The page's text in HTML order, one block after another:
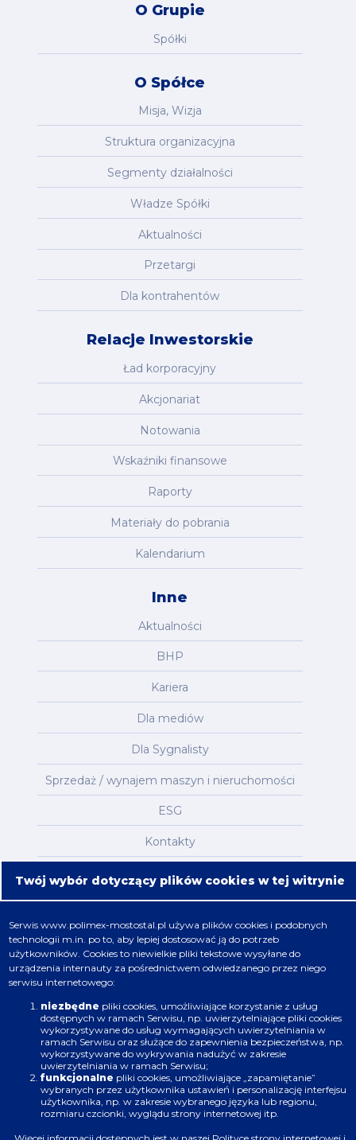
O Grupie
Spółki
O Spółce
Misja, Wizja
Struktura organizacyjna
Segmenty działalności
Władze Spółki
Aktualności
Przetargi
Dla kontrahentów
Relacje Inwestorskie
Ład korporacyjny
Akcjonariat
Notowania
Wskaźniki finansowe
Raporty
Materiały do pobrania
Kalendarium
Inne
Aktualności
BHP
Kariera
Dla mediów
Dla Sygnalisty
Sprzedaż / wynajem maszyn i nieruchomości
ESG
Kontakty
Mapa serwisu
Nafta, chemia, gaz
Energetyka
Budownictwo
Produkcja
Infrastruktura
Twój wybór dotyczący plików cookies w tej witrynie
Serwiswww.polimex-mostostal.pl używa plików cookies i podobnych
technologii m.in. po to, aby lepiej dostosować ją do potrzeb
użytkowników. Cookies to niewielkie pliki tekstowe wysyłane do
urządzenia internauty za pośrednictwem odwiedzanego przez niego
serwisu internetowego:
niezbędne pliki cookies, umożliwiające korzystanie z usług
dostępnych w ramach Serwisu, np. uwierzytelniające pliki cookies
wykorzystywane do usług wymagających uwierzytelniania w
ramach Serwisu oraz służące do zapewnienia bezpieczeństwa, np.
wykorzystywane do wykrywania nadużyć w zakresie
uwierzytelniania w ramach Serwisu;
funkcjonalne pliki cookies, umożliwiające „zapamiętanie”
wybranych przez użytkownika ustawień i personalizację interfejsu
użytkownika, np. w zakresie wybranego języka lub regionu,
rozmiaru czcionki, wyglądu strony internetowej itp.